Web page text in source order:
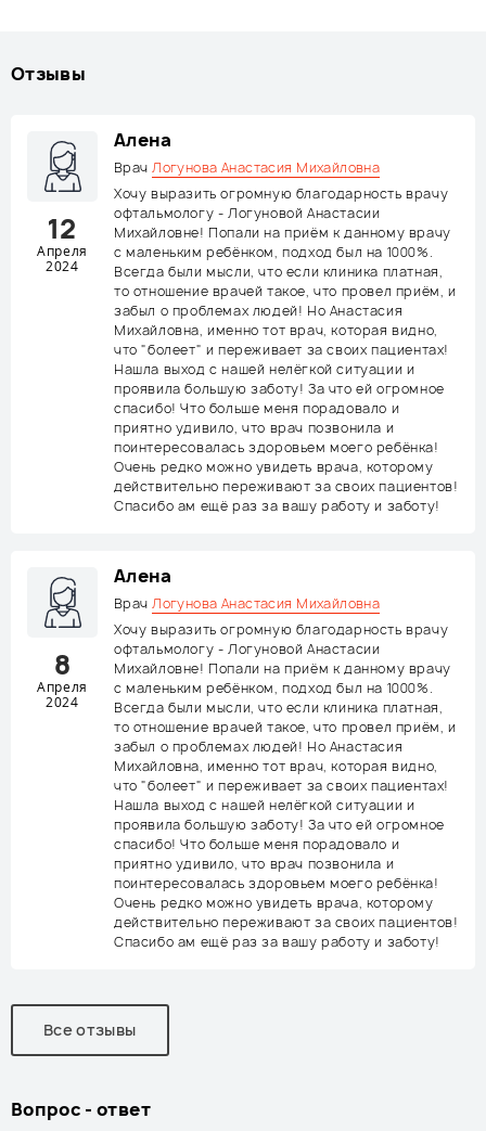
Отзывы
12
Апреля
2024
Алена
ВрачЛогунова Анастасия Михайловна
Хочу выразить огромную благодарность врачу
офтальмологу - Логуновой Анастасии
Михайловне! Попали на приём к данному врачу
с маленьким ребёнком, подход был на 1000%.
Всегда были мысли, что если клиника платная,
то отношение врачей такое, что провел приём, и
забыл о проблемах людей! Но Анастасия
Михайловна, именно тот врач, которая видно,
что "болеет" и переживает за своих пациентах!
Нашла выход с нашей нелёгкой ситуации и
проявила большую заботу! За что ей огромное
спасибо! Что больше меня порадовало и
приятно удивило, что врач позвонила и
поинтересовалась здоровьем моего ребёнка!
Очень редко можно увидеть врача, которому
действительно переживают за своих пациентов!
Спасибо ам ещё раз за вашу работу и заботу!
8
Апреля
2024
Алена
ВрачЛогунова Анастасия Михайловна
Хочу выразить огромную благодарность врачу
офтальмологу - Логуновой Анастасии
Михайловне! Попали на приём к данному врачу
с маленьким ребёнком, подход был на 1000%.
Всегда были мысли, что если клиника платная,
то отношение врачей такое, что провел приём, и
забыл о проблемах людей! Но Анастасия
Михайловна, именно тот врач, которая видно,
что "болеет" и переживает за своих пациентах!
Нашла выход с нашей нелёгкой ситуации и
проявила большую заботу! За что ей огромное
спасибо! Что больше меня порадовало и
приятно удивило, что врач позвонила и
поинтересовалась здоровьем моего ребёнка!
Очень редко можно увидеть врача, которому
действительно переживают за своих пациентов!
Спасибо ам ещё раз за вашу работу и заботу!
Все отзывы
Вопрос - ответ